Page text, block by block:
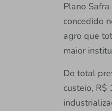
Plano
concedido
agro que
maior
Do total
custeio, R$